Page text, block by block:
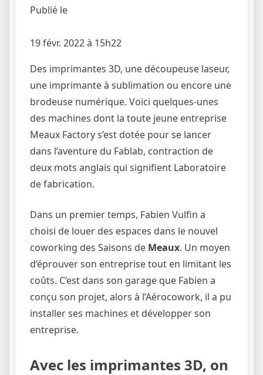
Publié le
19 févr. 2022 à 15h22
Des imprimantes 3D, une découpeuse laseur,
une imprimante à sublimation ou encore une
brodeuse numérique. Voici quelques-unes
des machines dont la toute jeune entreprise
Meaux Factory s’est dotée pour se lancer
dans l’aventure du Fablab, contraction de
deux mots anglais qui signifient Laboratoire
de fabrication.
Dans un premier temps, Fabien Vulfin a
choisi de louer des espaces dans le nouvel
coworking des Saisons de Meaux. Un moyen
d’éprouver son entreprise tout en limitant les
coûts. C’est dans son garage que Fabien a
conçu son projet, alors à l’Aérocowork, il a pu
installer ses machines et développer son
entreprise.
Avec les imprimantes 3D, on